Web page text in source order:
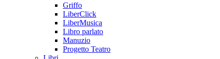
Griffo
LiberClick
LiberMusica
Libro parlato
Manuzio
Progetto Teatro